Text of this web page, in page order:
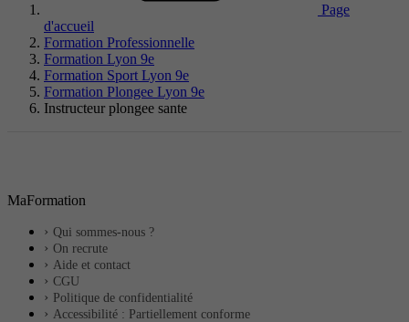
Page
d'accueil
Formation Professionnelle
Formation Lyon 9e
Formation Sport Lyon 9e
Formation Plongee Lyon 9e
Instructeur plongee sante
MaFormation
Qui sommes-nous ?
On recrute
Aide et contact
CGU
Politique de confidentialité
Accessibilité : Partiellement conforme